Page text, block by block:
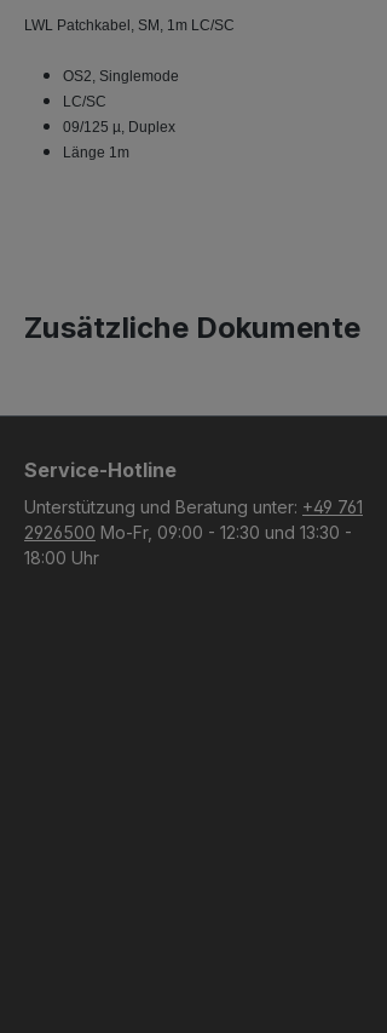
LWL Patchkabel, SM, 1m LC/SC
OS2, Singlemode
LC/SC
09/125 µ, Duplex
Länge 1m
Zusätzliche Dokumente
Service-Hotline
Unterstützung und Beratung unter: +49 761
2926500 Mo-Fr, 09:00 - 12:30 und 13:30 -
18:00 Uhr